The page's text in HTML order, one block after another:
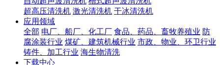
超高压清洗机 激光清洗机 干冰清洗机
应用领域
全部 电厂、船厂、化工厂 食品、药品、畜牧养殖业 防
腐涂装行业 煤矿、建筑机械行业 市政、物业、环卫行业
铸件、加工行业 海生物清洗
下载中心